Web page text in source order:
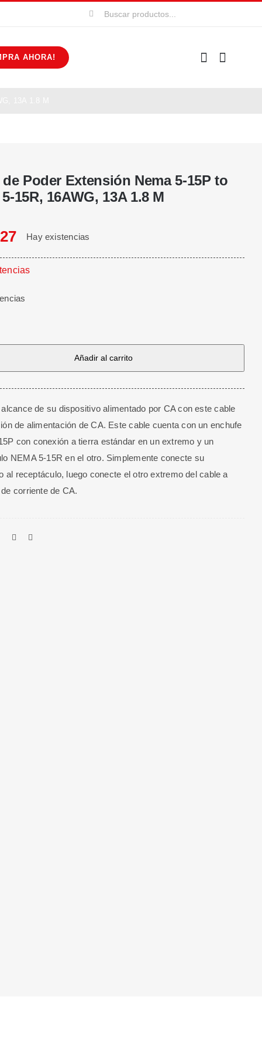
Buscar:
AHORA!
Poder Extensión Nema 5-15P to
15R, 16AWG, 13A 1.8 M
Hay existencias
Añadir al carrito
de su dispositivo alimentado por CA con este cable
de alimentación de CA. Este cable cuenta con un enchufe
con conexión a tierra estándar en un extremo y un
NEMA 5-15R en el otro. Simplemente conecte su
al receptáculo, luego conecte el otro extremo del cable a
corriente de CA.